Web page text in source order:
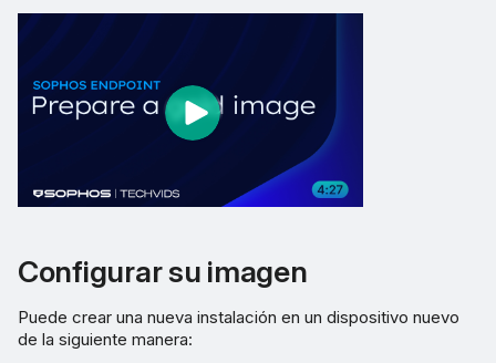
Configurar su imagen
Puede crear una nueva instalación en un dispositivo nuevo
de la siguiente manera: